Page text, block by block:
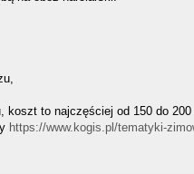
to najczęściej od 150 do
https://www.kogis.pl/tematyki-